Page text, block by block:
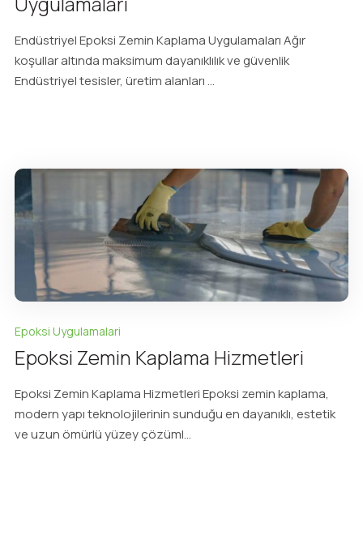
Endüstriyel Epoksi Zemin Kaplama Uygulamaları Ağır
koşullar altında maksimum dayanıklılık ve güvenlik
Endüstriyel tesisler, üretim alanları ...
Epoksi Uygulamalari
Epoksi Zemin Kaplama Hizmetleri
Epoksi Zemin Kaplama Hizmetleri Epoksi zemin kaplama,
modern yapı teknolojilerinin sunduğu en dayanıklı, estetik
ve uzun ömürlü yüzey çözüml...